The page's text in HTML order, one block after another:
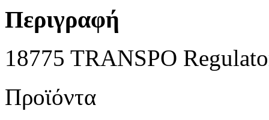
Περιγραφή
18775 TRANSPO
Προϊόντα